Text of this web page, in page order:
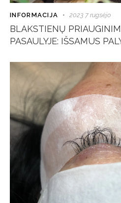
INFORMACIJA 2023 7 rugsėjo
BLAKSTIENŲ
PASAULYJE: IŠSAMUS